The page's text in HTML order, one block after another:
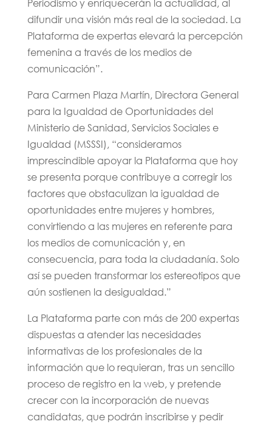
difundir una visión más real de la sociedad. La
Plataforma de expertas elevará la percepción
femenina a través de los medios de
comunicación”.
Para Carmen Plaza Martín, Directora General
para la Igualdad de Oportunidades del
Ministerio de Sanidad, Servicios Sociales e
Igualdad (MSSSI), “consideramos
imprescindible apoyar la Plataforma que hoy
se presenta porque contribuye a corregir los
factores que obstaculizan la igualdad de
oportunidades entre mujeres y hombres,
convirtiendo a las mujeres en referente para
los medios de comunicación y, en
consecuencia, para toda la ciudadanía. Solo
así se pueden transformar los estereotipos que
aún sostienen la desigualdad.”
La Plataforma parte con más de 200 expertas
dispuestas a atender las necesidades
informativas de los profesionales de la
información que lo requieran, tras un sencillo
proceso de registro en la web, y pretende
crecer con la incorporación de nuevas
candidatas, que podrán inscribirse y pedir